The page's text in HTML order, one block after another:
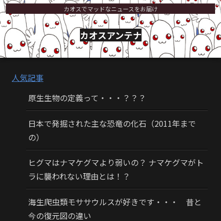
カオスでマッドなニュースをお届け
カオスアンテナ
人気記事
原生生物の定義って・・・？？？
日本で発掘された主な恐竜の化石（2011年まで
の）
ヒグマはナマケグマより弱いの？ ナマケグマがト
ラに襲われない理由とは！？
海生爬虫類モササウルスが好きです・・・ 昔と
今の復元図の違い